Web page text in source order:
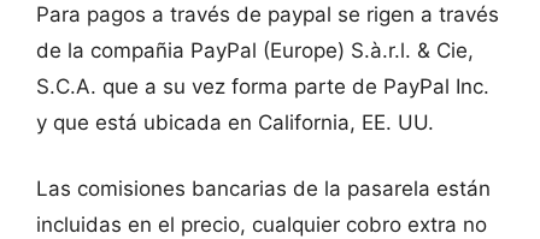
Para pagos a través de paypal se rigen a través
de la compañia PayPal (Europe) S.à.r.l. & Cie,
S.C.A. que a su vez forma parte de PayPal Inc.
y que está ubicada en California, EE. UU.
Las comisiones bancarias de la pasarela están
incluidas en el precio, cualquier cobro extra no